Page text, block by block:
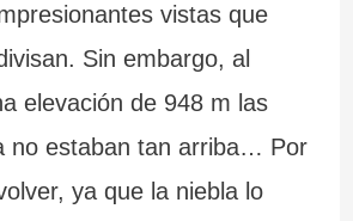
vistas que
Sin embargo, al
elevación de 948 m las
no estaban tan arriba… Por
ya que la niebla lo